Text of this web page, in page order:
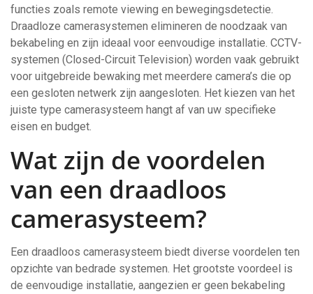
functies zoals remote viewing en bewegingsdetectie.
Draadloze camerasystemen elimineren de noodzaak van
bekabeling en zijn ideaal voor eenvoudige installatie. CCTV-
systemen (Closed-Circuit Television) worden vaak gebruikt
voor uitgebreide bewaking met meerdere camera’s die op
een gesloten netwerk zijn aangesloten. Het kiezen van het
juiste type camerasysteem hangt af van uw specifieke
eisen en budget.
Wat zijn de voordelen
van een draadloos
camerasysteem?
Een draadloos camerasysteem biedt diverse voordelen ten
opzichte van bedrade systemen. Het grootste voordeel is
de eenvoudige installatie, aangezien er geen bekabeling